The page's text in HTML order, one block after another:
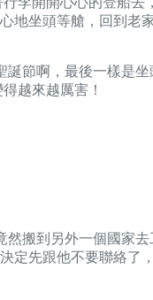
地坐頭等艙，回到老
節啊，最後一樣是
越來越厲害！
然搬到另外一個國家
定先跟他不要聯絡了